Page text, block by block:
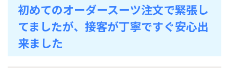
初めてのオーダースーツ注文で緊張し
てましたが、接客が丁寧ですぐ安心出
来ました